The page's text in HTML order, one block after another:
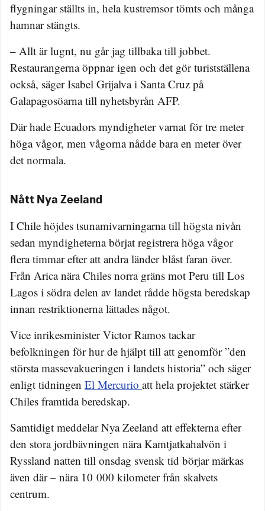
flygningar ställts in, hela kustremsor tömts och många
hamnar stängts.
– Allt är lugnt, nu går jag tillbaka till jobbet.
Restaurangerna öppnar igen och det gör turistställena
också, säger Isabel Grijalva i Santa Cruz på
Galapagosöarna till nyhetsbyrån AFP.
Där hade Ecuadors myndigheter varnat för tre meter
höga vågor, men vågorna nådde bara en meter över
det normala.
Nått Nya Zeeland
I Chile höjdes tsunamivarningarna till högsta nivån
sedan myndigheterna börjat registrera höga vågor
flera timmar efter att andra länder blåst faran över.
Från Arica nära Chiles norra gräns mot Peru till Los
Lagos i södra delen av landet rådde högsta beredskap
innan restriktionerna lättades något.
Vice inrikesminister Victor Ramos tackar
befolkningen för hur de hjälpt till att genomför ”den
största massevakueringen i landets historia” och säger
enligt tidningen El Mercurio att hela projektet stärker
Chiles framtida beredskap.
Samtidigt meddelar Nya Zeeland att effekterna efter
den stora jordbävningen nära Kamtjatkahalvön i
Ryssland natten till onsdag svensk tid börjar märkas
även där – nära 10 000 kilometer från skalvets
centrum.